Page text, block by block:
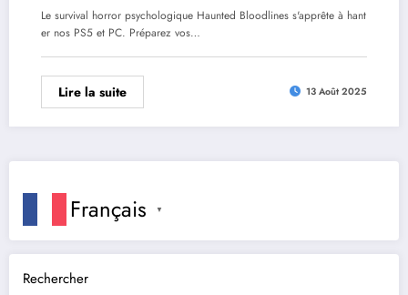
Le survival horror psychologique Haunted Bloodlines s'apprête à hant
er nos PS5 et PC. Préparez vos…
Lire la suite 13 Août 2025
Français ▼
Rechercher